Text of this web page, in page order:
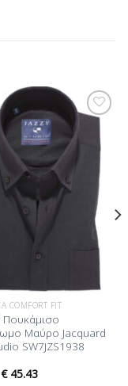
Προσθήκη
στη Λίστα
Επιθυμίας
COMFORT FIT
Πουκάμισο
Μαύρο Jacquard
SW7JZS1938
€45.43